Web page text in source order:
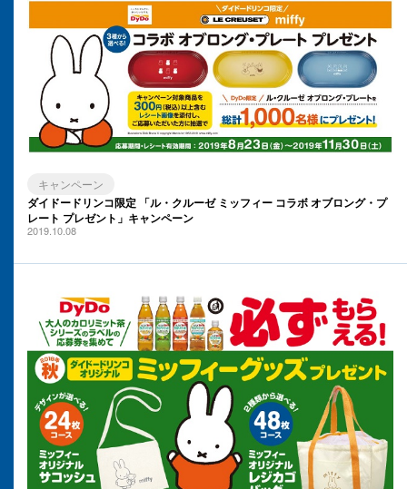
キャンペーン
ダイドードリンコ限定 「ル・クルーゼ ミッフィー コラボ オブロング・プ
レート プレゼント」キャンペーン
2019.10.08